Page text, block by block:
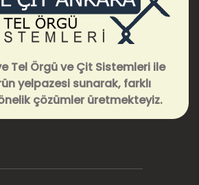
Tel Örgü ve Çit Sistemleri ile
yelpazesi sunarak, farklı
çözümler üretmekteyiz.